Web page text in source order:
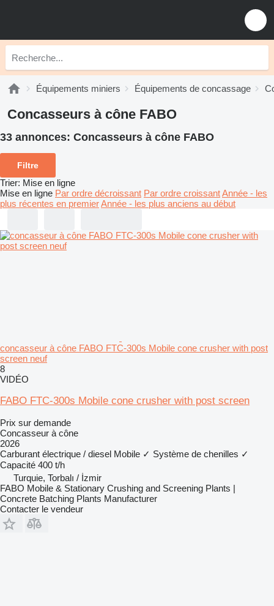
Équipements miniers Équipements de concassage
Concasseurs à cône FABO
33 annonces: Concasseurs à cône FABO
Filtre
Trier: Mise en ligne
Mise en ligne Par ordre décroissant Par ordre croissantAnnée - les
plus récentes en premierAnnée - les plus anciens au début
concasseur à cône FABO FTC-300s Mobile cone crusher with post
screen neuf
8
VIDÉO
FABO FTC-300s Mobile cone crusher with post screen
Prix sur demande
Concasseur à cône
2026
Carburant électrique / diesel Mobile ✓ Système de chenilles ✓
Capacité 400 t/h
Turquie, Torbalı / İzmir
FABO Mobile & Stationary Crushing and Screening Plants |
Concrete Batching Plants Manufacturer
Contacter le vendeur